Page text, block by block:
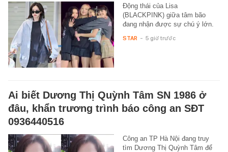
Động thái của Lisa
(BLACKPINK) giữa tâm bão
đang nhận được sự chú ý lớn.
STAR - 5 giờ trước
Ai biết Dương Thị Quỳnh Tâm SN 1986 ở
đâu, khẩn trương trình báo công an SĐT
0936440516
Công an TP Hà Nội đang truy
tìm Dương Thị Quỳnh Tâm để